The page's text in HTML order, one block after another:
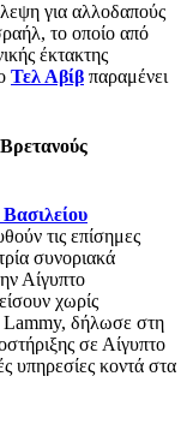
για αλλοδαπούς
το οποίο από
έκτακτης
Τελ Αβίβ παραμένει
τις επίσημες
συνοριακά
Αίγυπτο
χωρίς
δήλωσε στη
σε Αίγυπτο
υπηρεσίες κοντά στα